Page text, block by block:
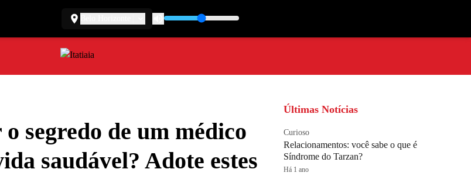
segredo de um médico
saudável? Adote estes
Últimas Notícias
Curioso
Relacionamentos: você sabe o que é
Síndrome do Tarzan?
Há 1 ano